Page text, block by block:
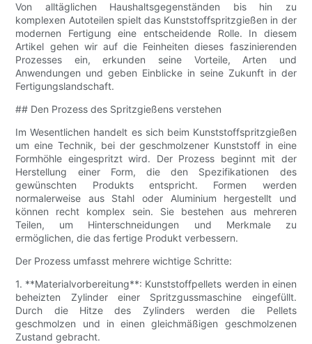
Von alltäglichen Haushaltsgegenständen bis hin zu
komplexen Autoteilen spielt das Kunststoffspritzgießen in der
modernen Fertigung eine entscheidende Rolle. In diesem
Artikel gehen wir auf die Feinheiten dieses faszinierenden
Prozesses ein, erkunden seine Vorteile, Arten und
Anwendungen und geben Einblicke in seine Zukunft in der
Fertigungslandschaft.
## Den Prozess des Spritzgießens verstehen
Im Wesentlichen handelt es sich beim Kunststoffspritzgießen
um eine Technik, bei der geschmolzener Kunststoff in eine
Formhöhle eingespritzt wird. Der Prozess beginnt mit der
Herstellung einer Form, die den Spezifikationen des
gewünschten Produkts entspricht. Formen werden
normalerweise aus Stahl oder Aluminium hergestellt und
können recht komplex sein. Sie bestehen aus mehreren
Teilen, um Hinterschneidungen und Merkmale zu
ermöglichen, die das fertige Produkt verbessern.
Der Prozess umfasst mehrere wichtige Schritte:
1. **Materialvorbereitung**: Kunststoffpellets werden in einen
beheizten Zylinder einer Spritzgussmaschine eingefüllt.
Durch die Hitze des Zylinders werden die Pellets
geschmolzen und in einen gleichmäßigen geschmolzenen
Zustand gebracht.